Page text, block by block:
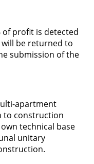
of profit is detected
be returned to
submission of the
apartment
to construction
technical base
unitary